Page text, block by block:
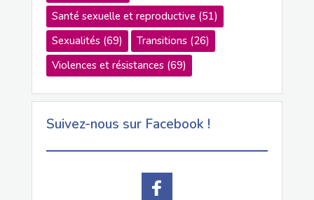
Santé sexuelle et reproductive(51)
Sexualités(69) Transitions(26)
Violences et résistances(69)
Suivez-nous sur Facebook !